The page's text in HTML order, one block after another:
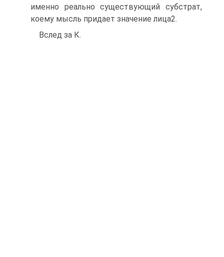
именно реально существующий субстрат,
коему мысль придает значение лица2.
Вслед за К.